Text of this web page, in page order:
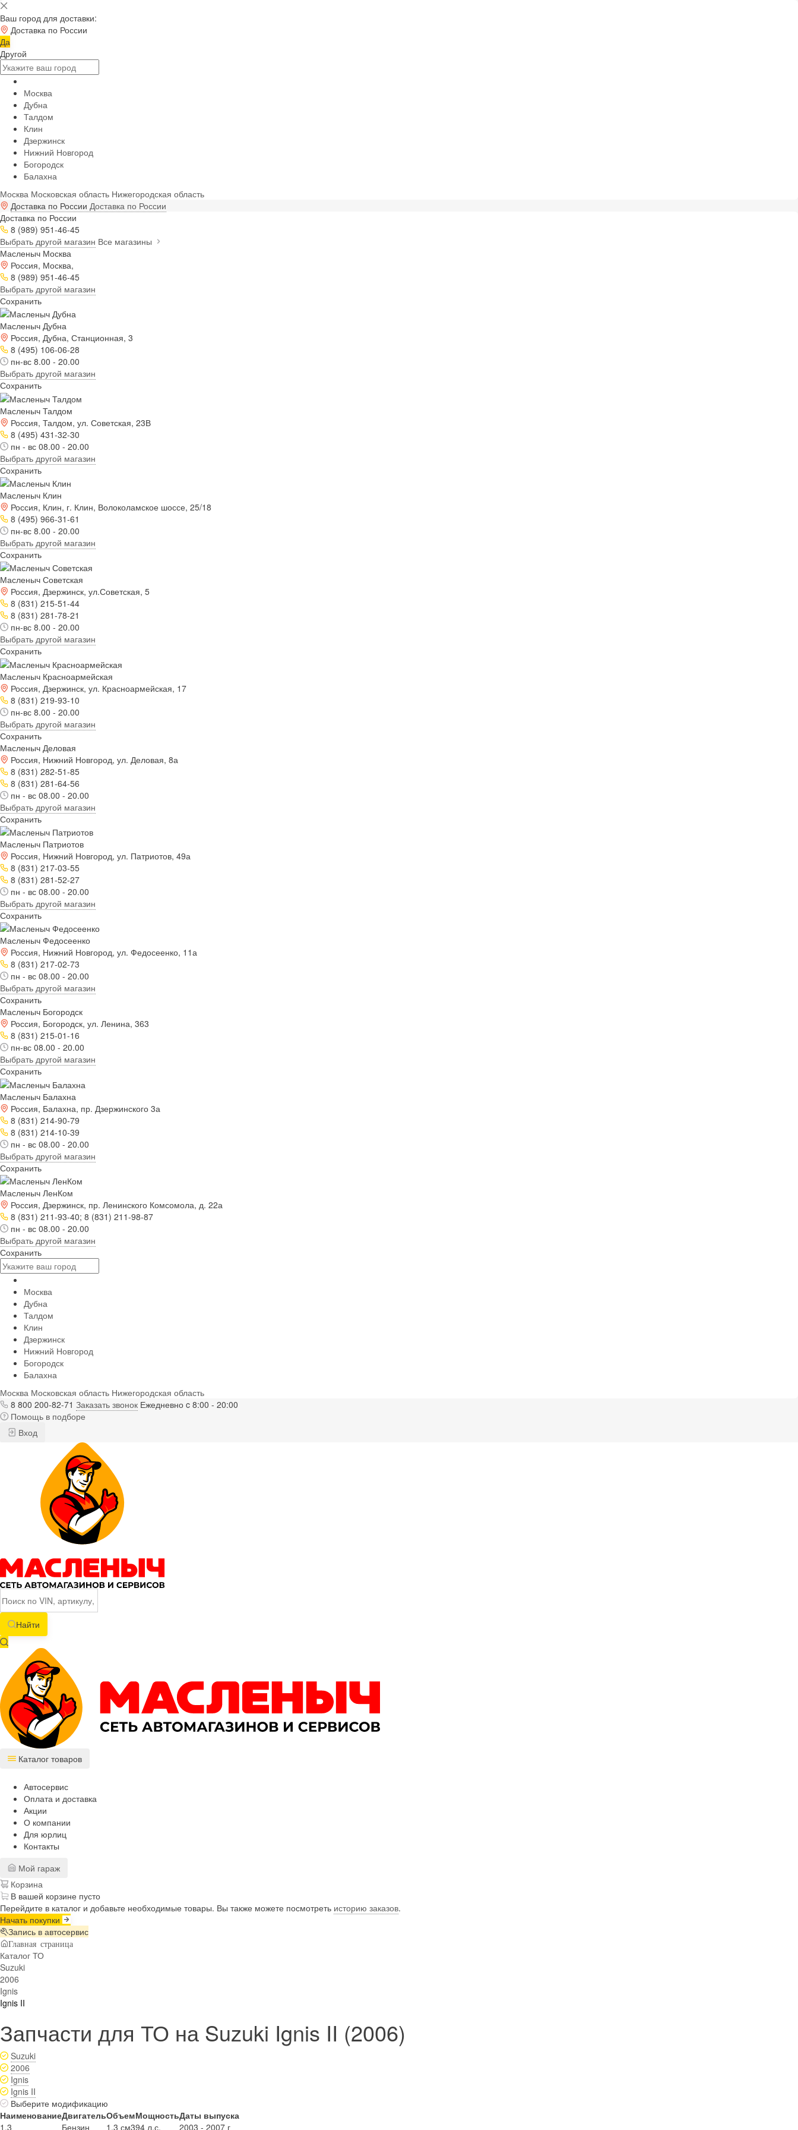
Ваш город для доставки:
Доставка по России
Да
Другой
Москва
Дубна
Талдом
Клин
Дзержинск
Нижний Новгород
Богородск
Балахна
Москва Московская область Нижегородская область
Доставка по России Доставка по России
Доставка по России
8 (989) 951-46-45
Выбрать другой магазин Все магазины
Масленыч Москва
Россия, Москва,
8 (989) 951-46-45
Выбрать другой магазин
Сохранить
Масленыч Дубна
Россия, Дубна, Станционная, 3
8 (495) 106-06-28
пн-вс 8.00 - 20.00
Выбрать другой магазин
Сохранить
Масленыч Талдом
Россия, Талдом, ул. Советская, 23В
8 (495) 431-32-30
пн - вс 08.00 - 20.00
Выбрать другой магазин
Сохранить
Масленыч Клин
Россия, Клин, г. Клин, Волоколамское шоссе, 25/18
8 (495) 966-31-61
пн-вс 8.00 - 20.00
Выбрать другой магазин
Сохранить
Масленыч Советская
Россия, Дзержинск, ул.Советская, 5
8 (831) 215-51-44
8 (831) 281-78-21
пн-вс 8.00 - 20.00
Выбрать другой магазин
Сохранить
Масленыч Красноармейская
Россия, Дзержинск, ул. Красноармейская, 17
8 (831) 219-93-10
пн-вс 8.00 - 20.00
Выбрать другой магазин
Сохранить
Масленыч Деловая
Россия, Нижний Новгород, ул. Деловая, 8а
8 (831) 282-51-85
8 (831) 281-64-56
пн - вс 08.00 - 20.00
Выбрать другой магазин
Сохранить
Масленыч Патриотов
Россия, Нижний Новгород, ул. Патриотов, 49а
8 (831) 217-03-55
8 (831) 281-52-27
пн - вс 08.00 - 20.00
Выбрать другой магазин
Сохранить
Масленыч Федосеенко
Россия, Нижний Новгород, ул. Федосеенко, 11а
8 (831) 217-02-73
пн - вс 08.00 - 20.00
Выбрать другой магазин
Сохранить
Масленыч Богородск
Россия, Богородск, ул. Ленина, 363
8 (831) 215-01-16
пн-вс 08.00 - 20.00
Выбрать другой магазин
Сохранить
Масленыч Балахна
Россия, Балахна, пр. Дзержинского 3а
8 (831) 214-90-79
8 (831) 214-10-39
пн - вс 08.00 - 20.00
Выбрать другой магазин
Сохранить
Масленыч ЛенКом
Россия, Дзержинск, пр. Ленинского Комсомола, д. 22а
8 (831) 211-93-40; 8 (831) 211-98-87
пн - вс 08.00 - 20.00
Выбрать другой магазин
Сохранить
Москва
Дубна
Талдом
Клин
Дзержинск
Нижний Новгород
Богородск
Балахна
Москва Московская область Нижегородская область
8 800 200-82-71 Заказать звонок Ежедневно c 8:00 - 20:00
Помощь в подборе
Вход
Найти
Каталог товаров
Автосервис
Оплата и доставка
Акции
О компании
Для юрлиц
Контакты
Мой гараж
Корзина
В вашей корзине пусто
Перейдите в каталог и добавьте необходимые товары. Вы также можете посмотреть историю заказов.
Начать покупки
Запись в автосервис
Главная страница
Каталог ТО
Suzuki
2006
Ignis
Ignis II
Запчасти для ТО на Suzuki Ignis II (2006)
Suzuki
2006
Ignis
Ignis II
Выберите модификацию
НаименованиеДвигательОбъемМощностьДаты выпуска
1.3
Бензин 1.3 см394 л.с. 2003 - 2007 г